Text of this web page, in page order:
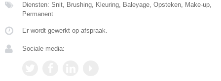
Diensten: Snit, Brushing, Kleuring, Baleyage, Opsteken, Make-up,
Permanent
Er wordt gewerkt op afspraak.
Sociale media: